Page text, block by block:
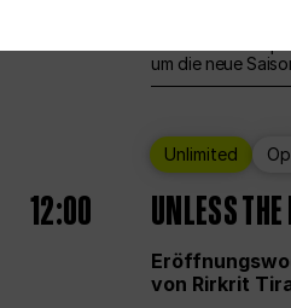
um die neue
Unlimited
12:00 UNLESS
von Rirkrit